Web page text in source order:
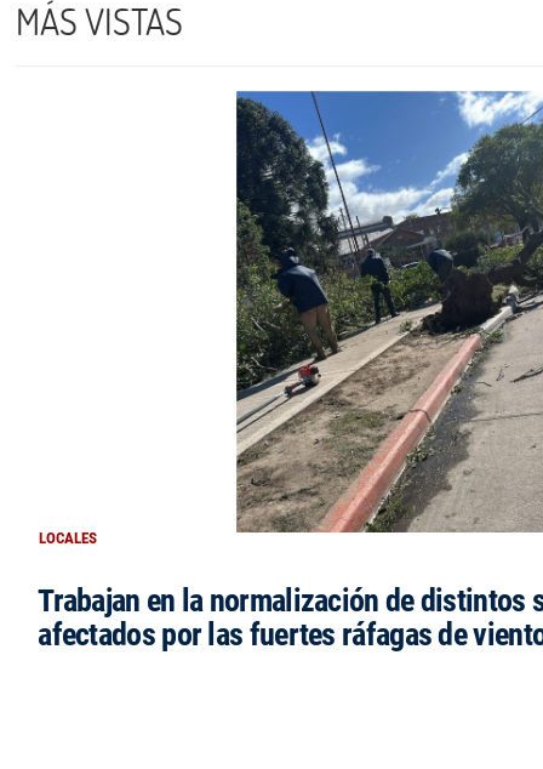
MÁS VISTAS
LOCALES
Trabajan en la normalización de distintos
afectados por las fuertes ráfagas de